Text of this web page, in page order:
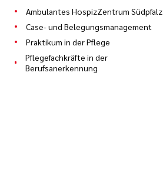
Ambulantes HospizZentrum Südpfalz
Case- und Belegungsmanagement
Praktikum in der Pflege
Pflegefachkräfte in der
Berufsanerkennung